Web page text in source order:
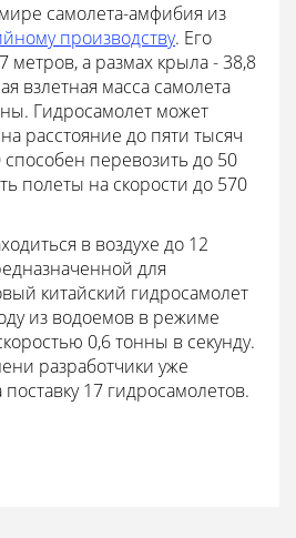
самолета-амфибия из
производству. Его
метров, а размах крыла - 38,8
взлетная масса самолета
Гидросамолет может
расстояние до пяти тысяч
перевозить до 50
полеты на скорости до 570
в воздухе до 12
для
китайский гидросамолет
из водоемов в режиме
0,6 тонны в секунду.
разработчики уже
17 гидросамолетов.